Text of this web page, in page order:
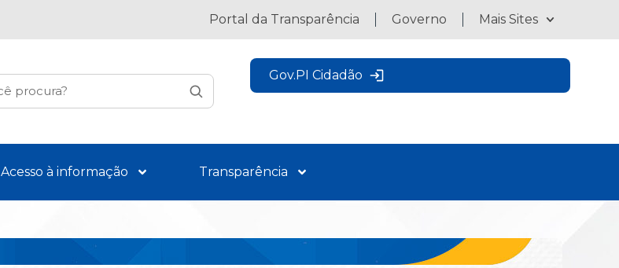
Portal da Transparência Governo Mais Sites
Gov.PI Cidadão
Acesso à informação Transparência